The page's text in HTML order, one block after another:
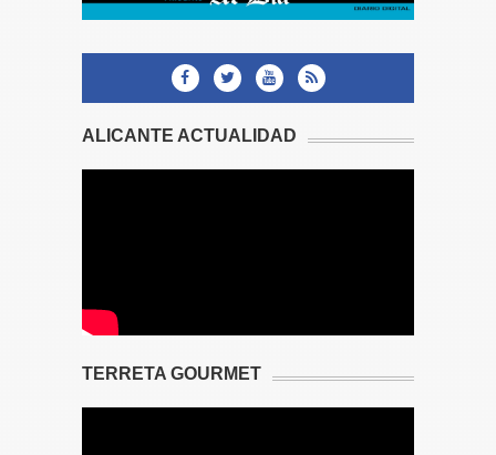
ALICANTE ACTUALIDAD
TERRETA GOURMET